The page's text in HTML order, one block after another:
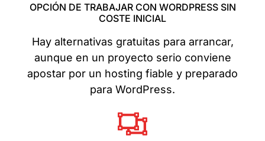
OPCIÓN DE TRABAJAR CON WORDPRESS SIN
COSTE INICIAL
Hay alternativas gratuitas para arrancar,
aunque en un proyecto serio conviene
apostar por un hosting fiable y preparado
para WordPress.